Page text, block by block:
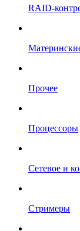
RAID-
Прочее
Процессоры
Сетевое и
Стримеры